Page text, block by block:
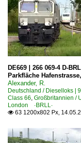
Dedensen-
Dresden
Dresden
Dresden-
Eichenberg
Eilenburg
Eislingen/
Emleben
Essen
DE669 | 266 069-4 D-
Parkfläche
Alexander, R.
Deutschland / Dieselloks
Class 66, Großbritannien /
London ·BRLL·
 63 1200x802 Px,